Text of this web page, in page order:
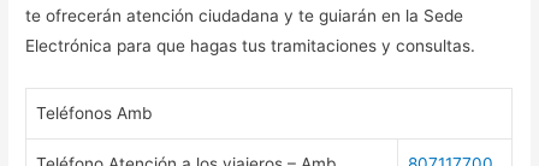
te ofrecerán atención ciudadana y te guiarán en la Sede
Electrónica para que hagas tus tramitaciones y consultas.
Teléfonos Amb